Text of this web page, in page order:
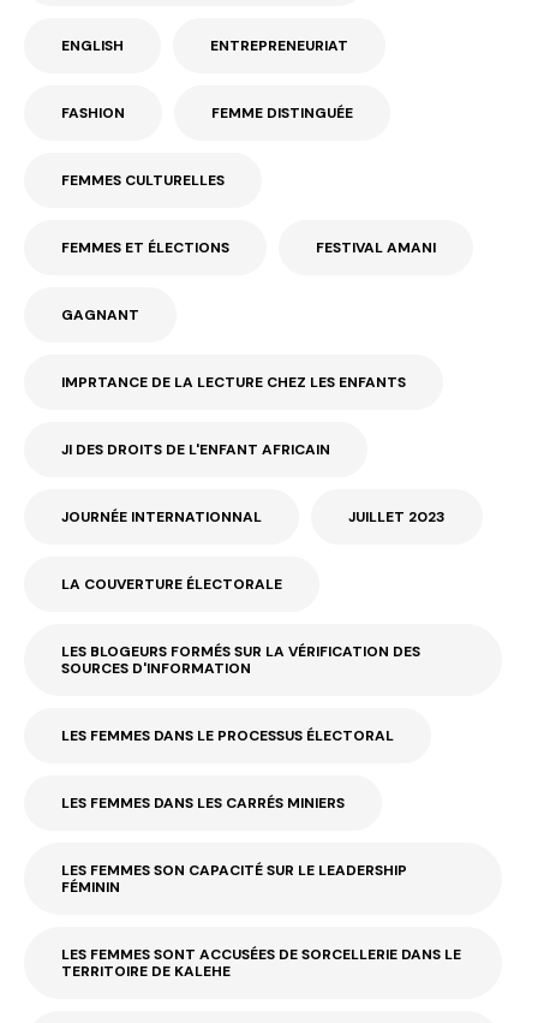
ENGLISH ENTREPRENEURIAT
FASHION FEMME DISTINGUÉE
FEMMES CULTURELLES
FEMMES ET ÉLECTIONS FESTIVAL AMANI
GAGNANT
IMPRTANCE DE LA LECTURE CHEZ LES ENFANTS
JI DES DROITS DE L'ENFANT AFRICAIN
JOURNÉE INTERNATIONNAL JUILLET 2023
LA COUVERTURE ÉLECTORALE
LES BLOGEURS FORMÉS SUR LA VÉRIFICATION DES
SOURCES D'INFORMATION
LES FEMMES DANS LE PROCESSUS ÉLECTORAL
LES FEMMES DANS LES CARRÉS MINIERS
LES FEMMES SON CAPACITÉ SUR LE LEADERSHIP
FÉMININ
LES FEMMES SONT ACCUSÉES DE SORCELLERIE DANS LE
TERRITOIRE DE KALEHE